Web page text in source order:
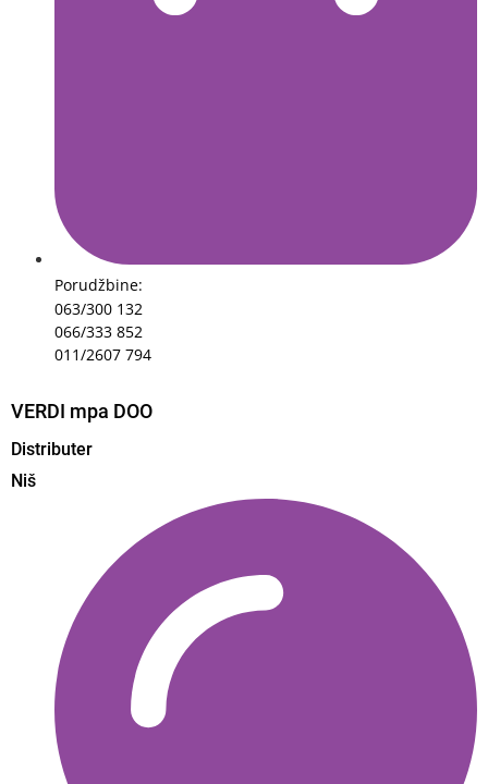
Porudžbine:
063/300 132
066/333 852
011/2607 794
VERDI mpa DOO
Distributer
Niš